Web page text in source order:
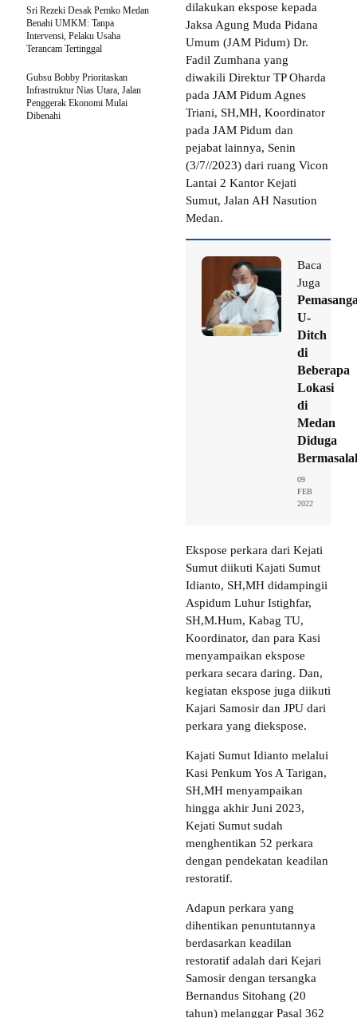
dilakukan ekspose kepada
Jaksa Agung Muda Pidana
Umum (JAM Pidum) Dr.
Fadil Zumhana yang
diwakili Direktur TP Oharda
pada JAM Pidum Agnes
Triani, SH,MH, Koordinator
pada JAM Pidum dan
pejabat lainnya, Senin
(3/7//2023) dari ruang Vicon
Lantai 2 Kantor Kejati
Sumut, Jalan AH Nasution
Medan.
Baca
Juga
U-
Ditch
di
Beberapa
Lokasi
di
Medan
Diduga
09
FEB
2022
Ekspose perkara dari Kejati
Sumut diikuti Kajati Sumut
Idianto, SH,MH didampingii
Aspidum Luhur Istighfar,
SH,M.Hum, Kabag TU,
Koordinator, dan para Kasi
menyampaikan ekspose
perkara secara daring. Dan,
kegiatan ekspose juga diikuti
Kajari Samosir dan JPU dari
perkara yang diekspose.
Kajati Sumut Idianto melalui
Kasi Penkum Yos A Tarigan,
SH,MH menyampaikan
hingga akhir Juni 2023,
Kejati Sumut sudah
menghentikan 52 perkara
dengan pendekatan keadilan
restoratif.
Adapun perkara yang
dihentikan penuntutannya
berdasarkan keadilan
restoratif adalah dari Kejari
Samosir dengan tersangka
Bernandus Sitohang (20
tahun) melanggar Pasal 362
Sri Rezeki Desak Pemko Medan
Benahi UMKM: Tanpa
Intervensi, Pelaku Usaha
Terancam Tertinggal
Gubsu Bobby Prioritaskan
Infrastruktur Nias Utara, Jalan
Penggerak Ekonomi Mulai
Dibenahi